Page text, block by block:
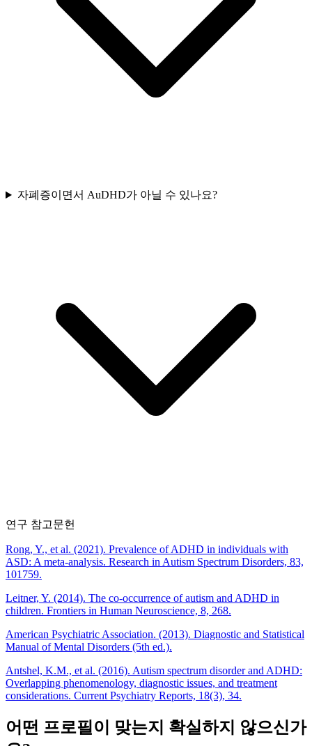
자폐증이면서 AuDHD가 아닐 수 있나요?
연구 참고문헌
Rong, Y., et al. (2021). Prevalence of ADHD in individuals with
ASD: A meta-analysis. Research in Autism Spectrum Disorders, 83,
101759.
Leitner, Y. (2014). The co-occurrence of autism and ADHD in
children. Frontiers in Human Neuroscience, 8, 268.
American Psychiatric Association. (2013). Diagnostic and Statistical
Manual of Mental Disorders (5th ed.).
Antshel, K.M., et al. (2016). Autism spectrum disorder and ADHD:
Overlapping phenomenology, diagnostic issues, and treatment
considerations. Current Psychiatry Reports, 18(3), 34.
어떤 프로필이 맞는지 확실하지 않으신가